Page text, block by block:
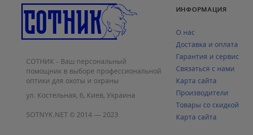
СОТНИК - Ваш персональный
помощник в выборе профессиональной
оптики для охоты и охраны
ул. Костельная, 6, Киев, Украина
SOTNYK.NET © 2014 — 2023
ИНФОРМАЦИЯ
О нас
Доставка и оплата
Гарантия и сервис
Связаться с нами
Карта сайта
Производители
Товары со скидкой
Карта сайта